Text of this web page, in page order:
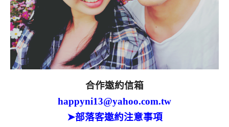
合作邀約信箱
happyni13@yahoo.com.tw
➤部落客邀約注意事項